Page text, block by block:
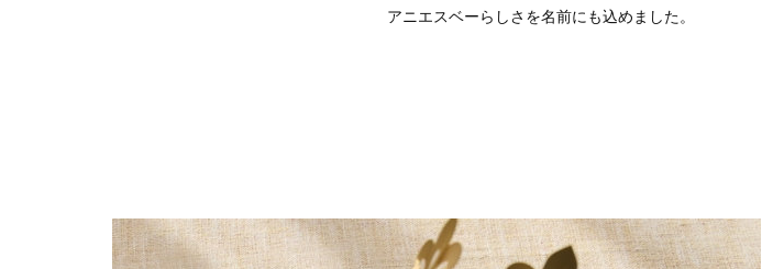
アニエスベーらしさを名前にも込めました。